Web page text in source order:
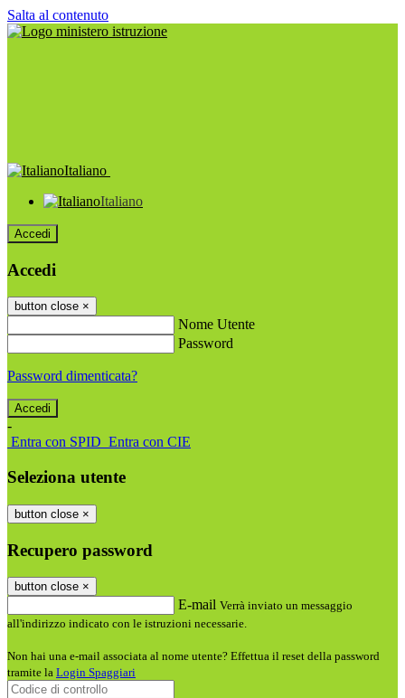
Salta al contenuto
Italiano
Italiano
Accedi
Accedi
button close ×
Nome Utente
Password
Password dimenticata?
-
Entra con SPID Entra con CIE
Seleziona utente
button close ×
Recupero password
button close ×
E-mail Verrà inviato un messaggio
all'indirizzo indicato con le istruzioni necessarie.
Non hai una e-mail associata al nome utente? Effettua il reset della password
tramite la Login Spaggiari